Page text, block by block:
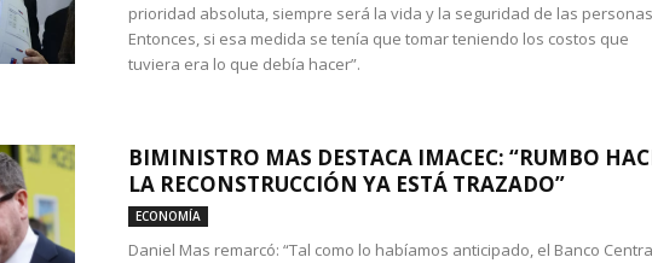
prioridad absoluta, siempre será la vida y la seguridad de las
Entonces, si esa medida se tenía que tomar teniendo los costos que
tuviera era lo que debía hacer”.
BIMINISTRO MAS DESTACA IMACEC: “RUMBO
LA RECONSTRUCCIÓN YA ESTÁ TRAZADO”
ECONOMÍA
Daniel Mas remarcó: “Tal como lo habíamos anticipado, el Banco